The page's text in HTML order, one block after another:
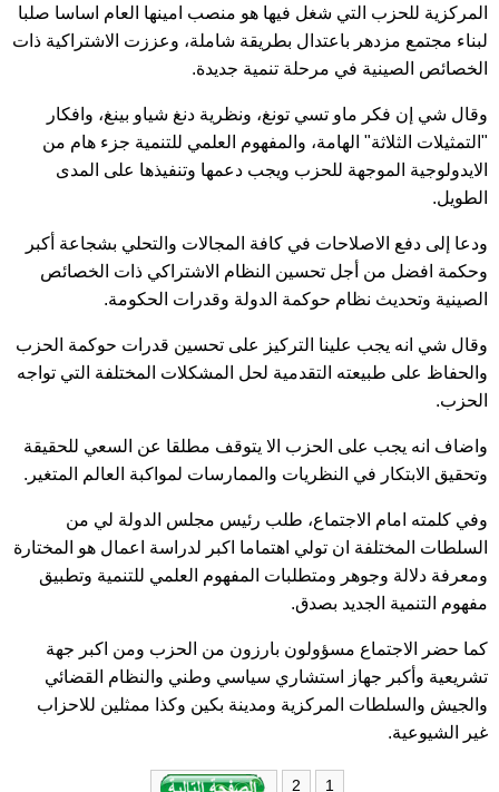
المركزية للحزب التي شغل فيها هو منصب امينها العام اساسا صلبا
لبناء مجتمع مزدهر باعتدال بطريقة شاملة، وعززت الاشتراكية ذات
الخصائص الصينية في مرحلة تنمية جديدة.
وقال شي إن فكر ماو تسي تونغ، ونظرية دنغ شياو بينغ، وافكار
"التمثيلات الثلاثة" الهامة، والمفهوم العلمي للتنمية جزء هام من
الايدولوجية الموجهة للحزب ويجب دعمها وتنفيذها على المدى
الطويل.
ودعا إلى دفع الاصلاحات في كافة المجالات والتحلي بشجاعة أكبر
وحكمة افضل من أجل تحسين النظام الاشتراكي ذات الخصائص
الصينية وتحديث نظام حوكمة الدولة وقدرات الحكومة.
وقال شي انه يجب علينا التركيز على تحسين قدرات حوكمة الحزب
والحفاظ على طبيعته التقدمية لحل المشكلات المختلفة التي تواجه
الحزب.
واضاف انه يجب على الحزب الا يتوقف مطلقا عن السعي للحقيقة
وتحقيق الابتكار في النظريات والممارسات لمواكبة العالم المتغير.
وفي كلمته امام الاجتماع، طلب رئيس مجلس الدولة لي من
السلطات المختلفة ان تولي اهتماما اكبر لدراسة اعمال هو المختارة
ومعرفة دلالة وجوهر ومتطلبات المفهوم العلمي للتنمية وتطبيق
مفهوم التنمية الجديد بصدق.
كما حضر الاجتماع مسؤولون بارزون من الحزب ومن اكبر جهة
تشريعية وأكبر جهاز استشاري سياسي وطني والنظام القضائي
والجيش والسلطات المركزية ومدينة بكين وكذا ممثلين للاحزاب
غير الشيوعية.
1
2